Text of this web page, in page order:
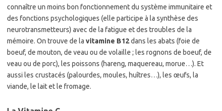
connaître un moins bon fonctionnement du système immunitaire et
des fonctions psychologiques (elle participe à la synthèse des
neurotransmetteurs) avec de la fatigue et des troubles de la
mémoire. On trouve de la vitamine B12dans les abats (foie de
boeuf, de mouton, de veau ou de volaille ; les rognons de boeuf, de
veau ou de porc), les poissons (hareng, maquereau, morue…). Et
aussi les crustacés (palourdes, moules, huîtres…), les œufs, la
viande, le lait et le fromage.